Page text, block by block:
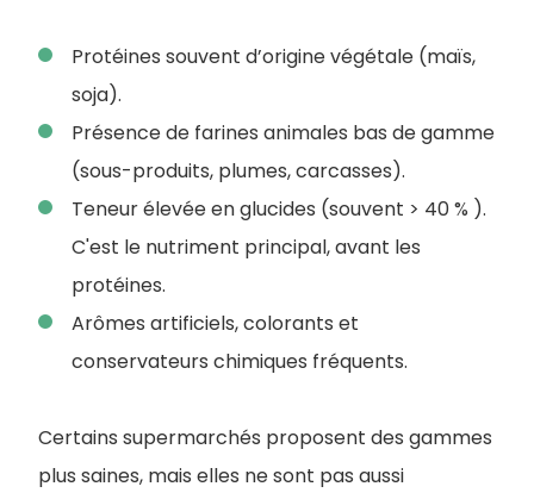
Protéines souvent d’origine végétale (maïs,
soja).
Présence de farines animales bas de gamme
(sous-produits, plumes, carcasses).
Teneur élevée en glucides (souvent > 40 % ).
C'est le nutriment principal, avant les
protéines.
Arômes artificiels, colorants et
conservateurs chimiques fréquents.
Certains supermarchés proposent des gammes
plus saines, mais elles ne sont pas aussi